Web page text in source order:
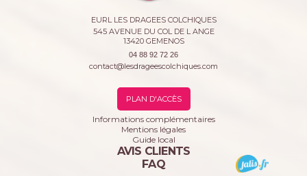
Informations complémentaires
Mentions légales
Guide local
AVIS CLIENTS
FAQ
EURL LES DRAGEES COLCHIQUES
545 AVENUE DU COL DE L ANGE
13420 GEMENOS
04 88 92 72 26
contact@lesdrageescolchiques.com
PLAN D'ACCÈS